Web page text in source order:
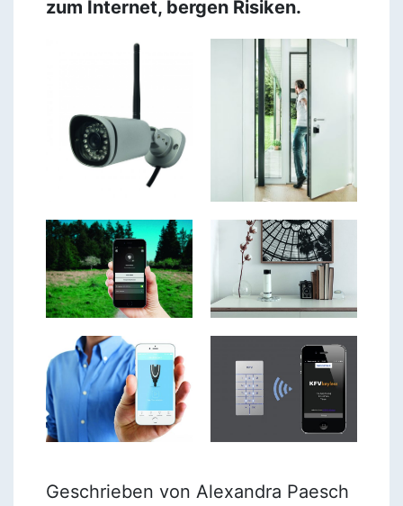
zum Internet, bergen Risiken.
Geschrieben von Alexandra Paesch